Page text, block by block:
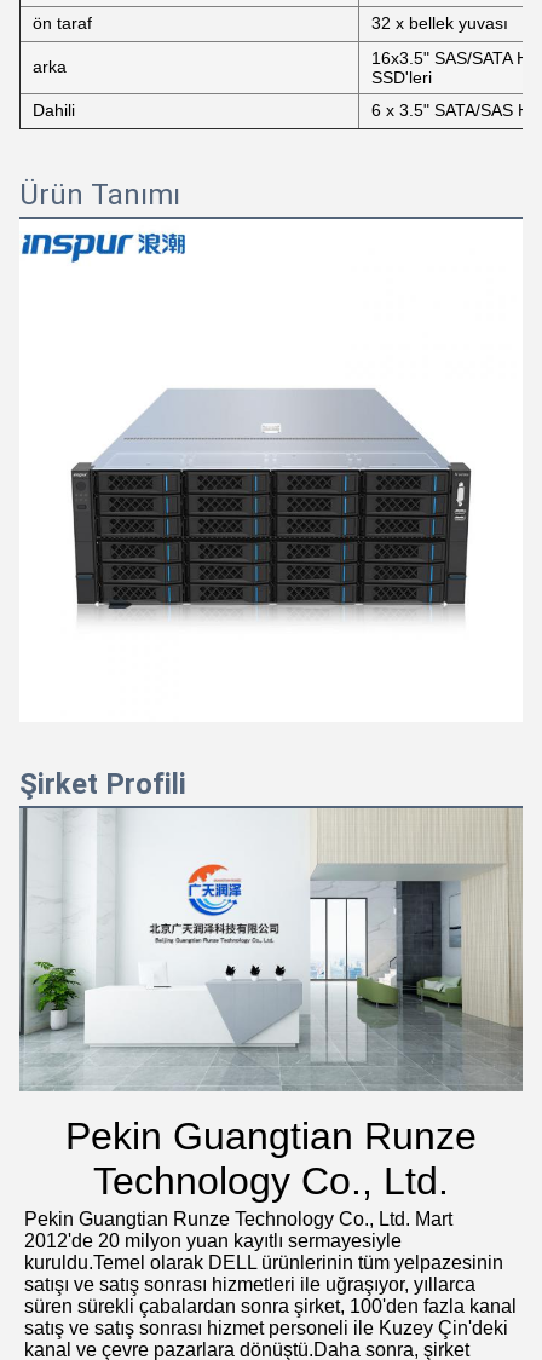
ön taraf
32 x bellek yuvası
arka
16x3.5" SAS/SATA
SSD'leri
Dahili
6 x 3.5" SATA/SAS
Ürün Tanımı
Şirket Profili
Pekin Guangtian Runze
Technology Co., Ltd.
Pekin Guangtian Runze Technology Co., Ltd. Mart
2012'de 20 milyon yuan kayıtlı sermayesiyle
kuruldu.Temel olarak DELL ürünlerinin tüm yelpazesinin
satışı ve satış sonrası hizmetleri ile uğraşıyor, yıllarca
süren sürekli çabalardan sonra şirket, 100'den fazla kanal
satış ve satış sonrası hizmet personeli ile Kuzey Çin'deki
kanal ve çevre pazarlara dönüştü.Daha sonra, şirket